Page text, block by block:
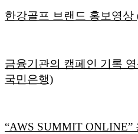
한강골프 브랜드 홍보영상
금융기관의 캠페인 기록
국민은행)
“AWS SUMMIT